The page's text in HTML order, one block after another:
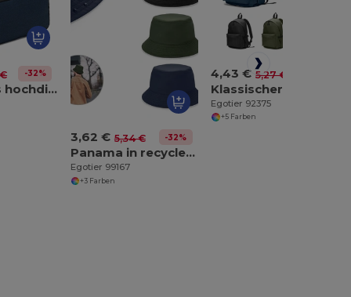
-32%
Tasche aus hochdichtem, recyceltem 600D-Polyester mit geräumigem Hauptfach für die Organisation von technischem Zubehör
3,62 € 5,34 € -32%
Panama in recycled polyester (100% rPET) for rainy days
Egotier 99167
+3 Farben
4,43 € 5,27 €
Egotier 92375
+5 Farben